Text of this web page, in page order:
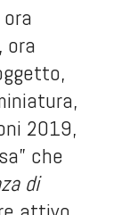
ora
2019,
che
di